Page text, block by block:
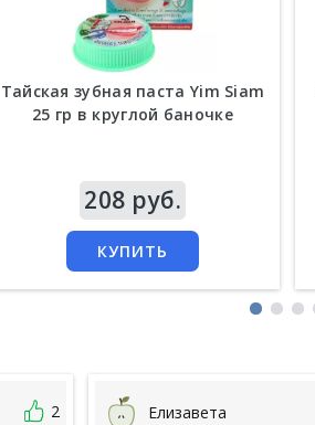
Тайская зубная паста Yim Siam
25 гр в круглой баночке
208 руб.
КУПИТЬ
2 Елизавета